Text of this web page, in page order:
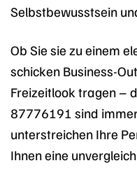
Selbstbewusstsein
Ob Sie sie zu einem
schicken Business-
Freizeitlook tragen –
87776191 sind
unterstreichen Ihre
Ihnen eine